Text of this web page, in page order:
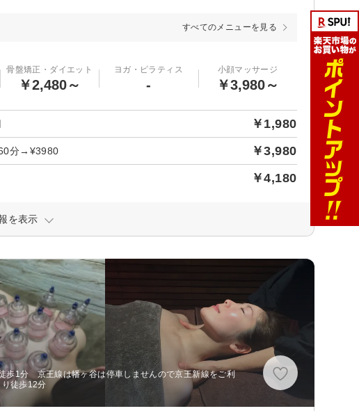
すべてのメニューを見る
骨盤矯正・ダイエット
￥2,480～
ヨガ・ピラティス
-
小顔マッサージ
￥3,980～
￥1,980
分→¥3980 ￥3,980
￥4,180
を表示
歩1分 京王線は幡ヶ谷は停車しませんので京王新線をご利
徒歩12分